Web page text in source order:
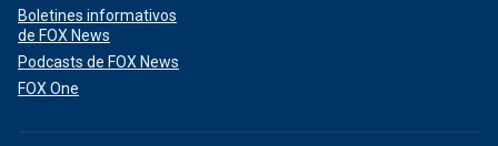
Boletines informativos
de FOX News
Podcasts de FOX News
FOX One